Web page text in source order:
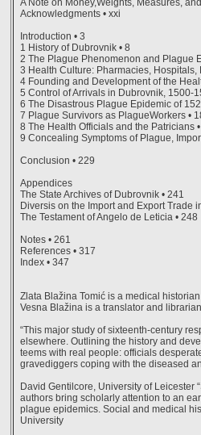
A Note on Money,Weights, Measures,
Acknowledgments • xxi
Introduction • 3
1 History of Dubrovnik • 8
2 The Plague Phenomenon and Plague
3 Health Culture: Pharmacies, Hospitals,
4 Founding and Development of the
5 Control of Arrivals in Dubrovnik, 1500-
6 The Disastrous Plague Epidemic of
7 Plague Survivors as PlagueWorkers •
8 The Health Officials and the Patricians
9 Concealing Symptoms of Plague,
Conclusion • 229
Appendices
The State Archives of Dubrovnik • 241
Diversis on the Import and Export Trade
The Testament of Angelo de Leticia • 248
Notes • 261
References • 317
Index • 347
Zlata Blažina Tomić is a medical
Vesna Blažina is a translator and
“This major study of sixteenth-century
elsewhere. Outlining the history and
teems with real people: officials
gravediggers coping with the diseased
David Gentilcore, University of Leicester
authors bring scholarly attention to an
plague epidemics. Social and medical
University